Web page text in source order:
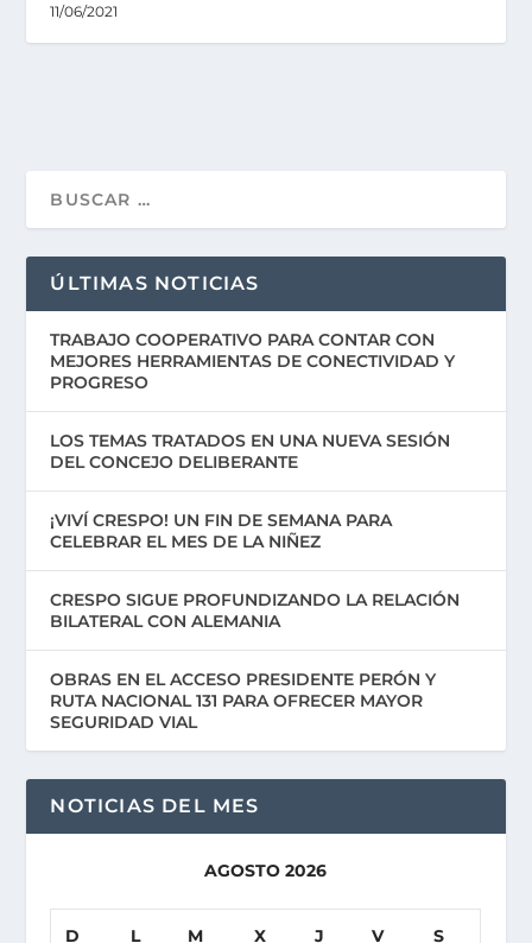
11/06/2021
ÚLTIMAS NOTICIAS
TRABAJO COOPERATIVO PARA CONTAR CON
MEJORES HERRAMIENTAS DE CONECTIVIDAD Y
PROGRESO
LOS TEMAS TRATADOS EN UNA NUEVA SESIÓN
DEL CONCEJO DELIBERANTE
¡VIVÍ CRESPO! UN FIN DE SEMANA PARA
CELEBRAR EL MES DE LA NIÑEZ
CRESPO SIGUE PROFUNDIZANDO LA RELACIÓN
BILATERAL CON ALEMANIA
OBRAS EN EL ACCESO PRESIDENTE PERÓN Y
RUTA NACIONAL 131 PARA OFRECER MAYOR
SEGURIDAD VIAL
NOTICIAS DEL MES
AGOSTO 2026
D L M X J V S